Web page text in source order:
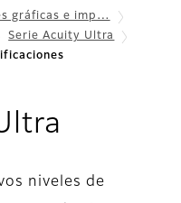
gráficas e imp…
Serie Acuity Ultra
niveles de